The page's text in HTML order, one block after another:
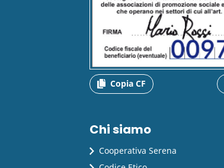
Copia CF
Chi siamo
Cooperativa Serena